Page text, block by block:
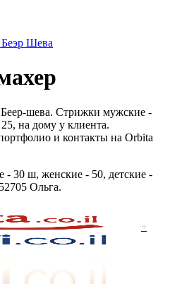
Шева
шева. Стрижки мужские -
на дому у клиента.
и контакты на Orbita
30 ш, женские - 50, детские -
Ольга.
+